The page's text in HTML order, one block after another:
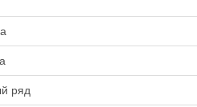
ряд